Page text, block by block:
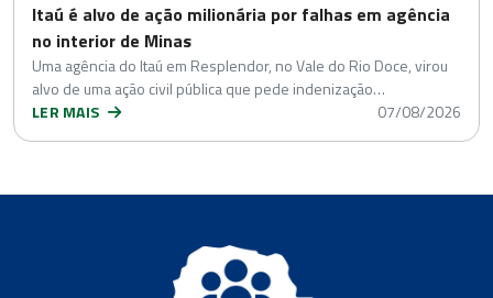
Itaú é alvo de ação milionária por falhas em agência
no interior de Minas
Uma agência do Itaú em Resplendor, no Vale do Rio Doce, virou
alvo de uma ação civil pública que pede indenização…
LER MAIS
07/08/2026